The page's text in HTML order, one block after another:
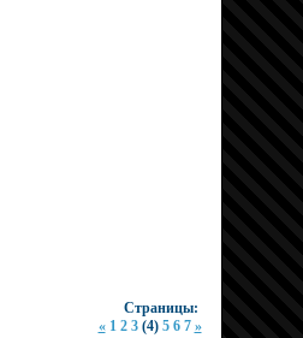
Страницы:
« 1 2 3 (4) 5 6 7 »